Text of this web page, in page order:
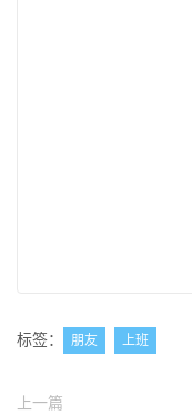
标签： 朋友 上班
上一篇